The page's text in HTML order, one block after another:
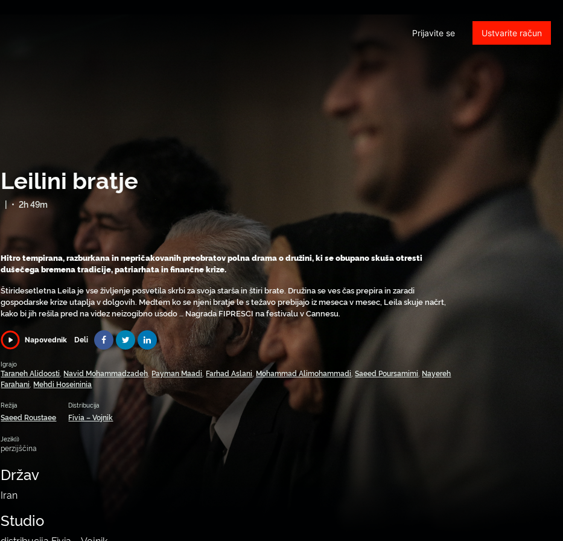
Prijavite se Ustvarite račun
Leilini bratje
| • 2h 49m
Hitro tempirana, razburkana in nepričakovanih preobratov polna drama o družini, ki se obupano skuša otresti
dušečega bremena tradicije, patriarhata in finančne krize.
Štiridesetletna Leila je vse življenje posvetila skrbi za svoja starša in štiri brate. Družina se ves čas prepira in zaradi
gospodarske krize utaplja v dolgovih. Medtem ko se njeni bratje le s težavo prebijajo iz meseca v mesec, Leila skuje načrt,
kako bi jih rešila pred na videz neizogibno usodo … Nagrada FIPRESCI na festivalu v Cannesu.
Napovednik Deli
Igrajo
Taraneh Alidoosti Navid Mohammadzadeh Payman Maadi Farhad Aslani Mohammad Alimohammadi ,Saeed Poursamimi Nayereh
Farahani Mehdi Hoseininia
Režija
Saeed Roustaee
Distribucija
Fivia – Vojnik
Jezik(i)
perzijščina
Držav
Iran
Studio